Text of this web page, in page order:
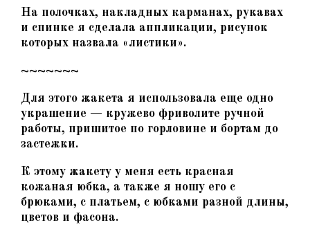
На полочках, накладных карманах, рукавах
и спинке я сделала аппликации, рисунок
которых назвала «листики».
~~~~~~~
Для этого жакета я использовала еще одно
украшение — кружево фриволите ручной
работы, пришитое по горловине и бортам до
застежки.
К этому жакету у меня есть красная
кожаная юбка, а также я ношу его с
брюками, с платьем, с юбками разной длины,
цветов и фасона.